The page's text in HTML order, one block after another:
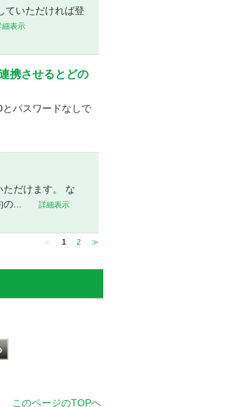
ていただければ登
細表示
携させるとどの
パスワードなしで
だけます。 な
...
詳細表示
1 2 ≫
このページのTOPへ